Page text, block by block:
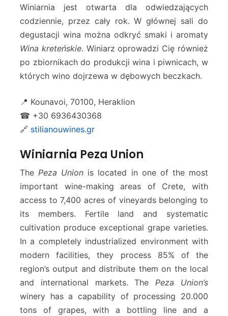
Winiarnia jest otwarta dla odwiedzających
codziennie, przez cały rok. W głównej sali do
degustacji wina można odkryć smaki i aromaty
Wina kreteńskie. Winiarz oprowadzi Cię również
po zbiornikach do produkcji wina i piwnicach, w
których wino dojrzewa w dębowych beczkach.
📍 Kounavoi, 70100, Heraklion
☎ +30 6936430368
🔗 stilianouwines.gr
Winiarnia Peza Union
ThePeza Union is located in one of the most
important wine-making areas of Crete, with
access to 7,400 acres of vineyards belonging to
its members. Fertile land and systematic
cultivation produce exceptional grape varieties.
In a completely industrialized environment with
modern facilities, they process 85% of the
region’s output and distribute them on the local
and international markets. ThePeza Union’s
winery has a capability of processing 20.000
tons of grapes, with a bottling line and a